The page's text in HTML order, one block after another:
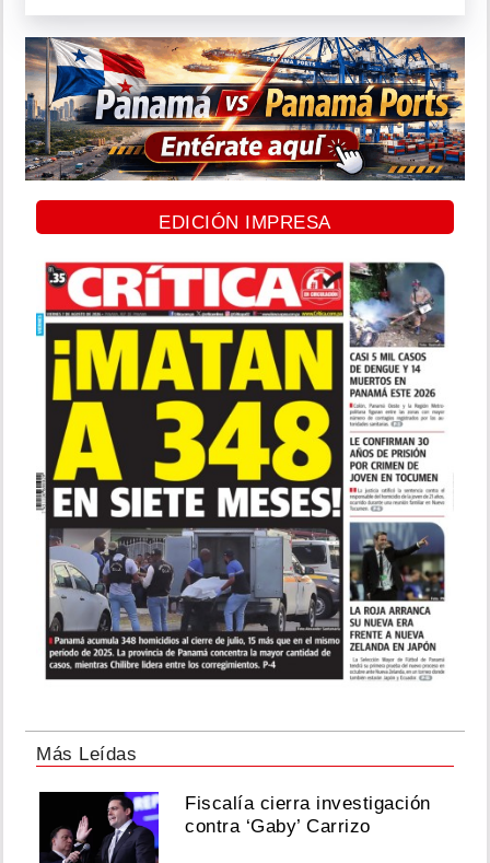
EDICIÓN IMPRESA
Más Leídas
Fiscalía cierra investigación
contra ‘Gaby’ Carrizo